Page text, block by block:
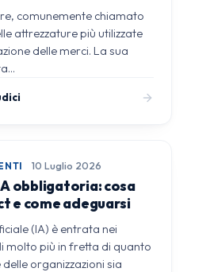
comunemente chiamato
attrezzature più utilizzate
delle merci. La sua
10 Luglio 2026
obbligatoria: cosa
e come adeguarsi
(IA) è entrata nei
molto più in fretta di quanto
organizzazioni sia